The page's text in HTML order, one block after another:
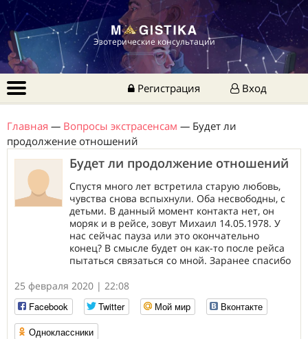
Эзотерические консультации
Регистрация Вход
Главная — Вопросы экстрасенсам — Будет ли
продолжение отношений
Будет ли продолжение отношений
Спустя много лет встретила старую любовь,
чувства снова вспыхнули. Оба несвободны, с
детьми. В данный момент контакта нет, он
моряк и в рейсе, зовут Михаил 14.05.1978. У
нас сейчас пауза или это окончательно
конец? В смысле будет он как-то после рейса
пытаться связаться со мной. Заранее спасибо
25 февраля 2020 | 22:08
Facebook
Twitter Мой мир
Вконтакте
Одноклассники